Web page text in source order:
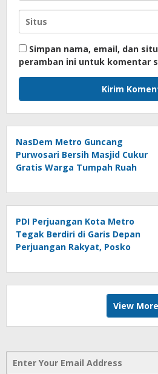
Simpan nama, email, dan
peramban ini untuk komentar
NasDem Metro Guncang
Purwosari Bersih Masjid Cukur
Gratis Warga Tumpah Ruah
PDI Perjuangan Kota Metro
Tegak Berdiri di Garis Depan
Perjuangan Rakyat, Posko
Jumat, BBHAR Siap Dibentuk
View More